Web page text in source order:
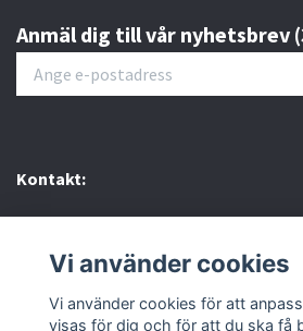
Anmäl dig till vår nyhetsbrev
Kontakt:
Sociala medier
Vi använder cookies
Vi använder cookies för att
visas för dig och för att du ska få